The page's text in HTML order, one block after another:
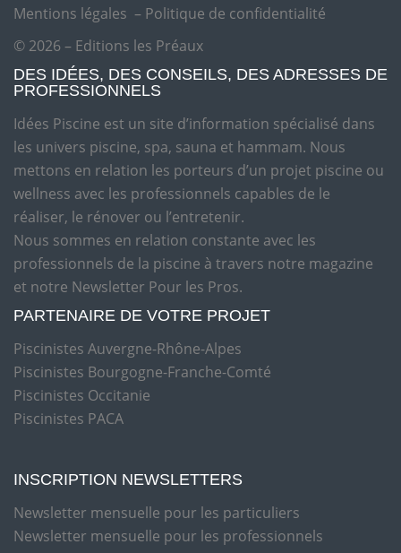
Mentions légales – Politique de confidentialité
© 2026 – Editions les Préaux
DES IDÉES, DES CONSEILS, DES ADRESSES DE
PROFESSIONNELS
Idées Piscine est un site d’information spécialisé dans
les univers piscine, spa, sauna et hammam. Nous
mettons en relation les porteurs d’un projet piscine ou
wellness avec les professionnels capables de le
réaliser, le rénover ou l’entretenir.
Nous sommes en relation constante avec les
professionnels de la piscine à travers notre magazine
et notre Newsletter Pour les Pros.
PARTENAIRE DE VOTRE PROJET
Piscinistes Auvergne-Rhône-Alpes
Piscinistes Bourgogne-Franche-Comté
Piscinistes Occitanie
Piscinistes PACA
INSCRIPTION NEWSLETTERS
Newsletter mensuelle pour les particuliers
Newsletter mensuelle pour les professionnels